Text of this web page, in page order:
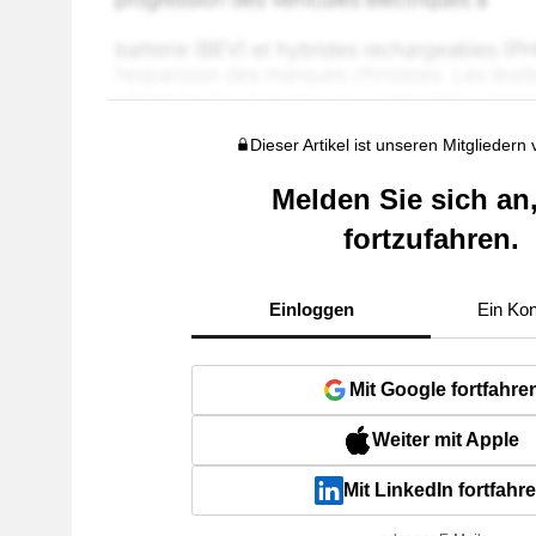
Dieser Artikel ist unseren Mitgliedern
Melden Sie sich
fortzufahren.
Einloggen Ein
Mit Google
Weiter mit Apple
Mit LinkedIn